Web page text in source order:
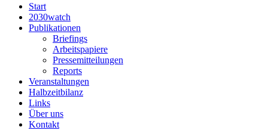
Start
2030watch
Publikationen
Briefings
Arbeitspapiere
Pressemitteilungen
Reports
Veranstaltungen
Halbzeitbilanz
Links
Über uns
Kontakt